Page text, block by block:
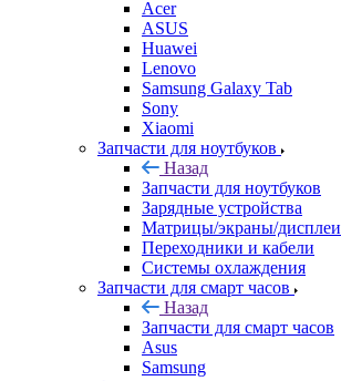
Acer
ASUS
Huawei
Lenovo
Samsung Galaxy Tab
Sony
Xiaomi
Запчасти для ноутбуков
Назад
Запчасти для ноутбуков
Зарядные устройства
Матрицы/экраны/дисплеи
Переходники и кабели
Системы охлаждения
Запчасти для смарт часов
Назад
Запчасти для смарт часов
Asus
Samsung